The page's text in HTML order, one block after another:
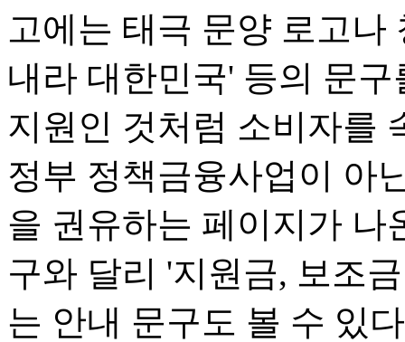
고에는 태극 문양 로고나
내라 대한민국' 등의 문
지원인 것처럼 소비자를
정부 정책금융사업이 아
을 권유하는 페이지가 나
구와 달리 '지원금, 보조
는 안내 문구도 볼 수 있